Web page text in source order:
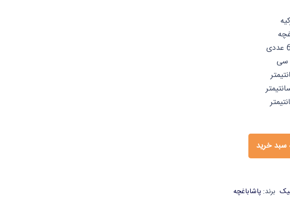
سبد خرید
برند: پاشاباغچه